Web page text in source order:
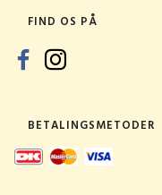
FIND OS PÅ
BETALINGSMETODER